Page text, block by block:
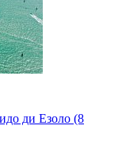
ди Езоло (8